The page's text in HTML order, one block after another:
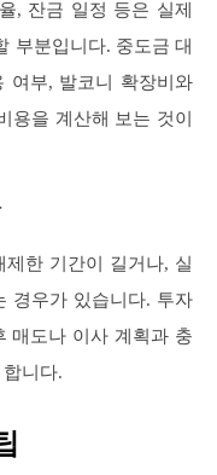
, 잔금 일정 등은 실제
부분입니다. 중도금 대
여부, 발코니 확장비와
용을 계산해 보는 것이
한 기간이 길거나, 실
경우가 있습니다. 투자
매도나 이사 계획과 충
니다.